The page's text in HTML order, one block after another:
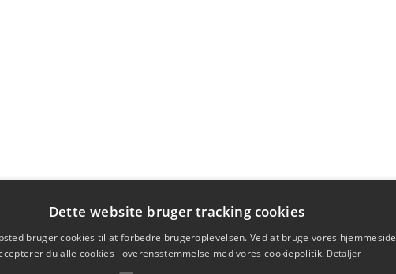
Dette website bruger tracking cookies
bruger cookies til at forbedre brugeroplevelsen. Ved at bruge vores hjemmeside
du alle cookies i overensstemmelse med vores cookiepolitik. Detaljer